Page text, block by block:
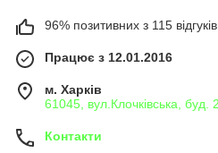
96% позитивних з 115 відгуків
Працює з 12.01.2016
м. Харків
61045, вул.Клочківська, буд.
Контакти